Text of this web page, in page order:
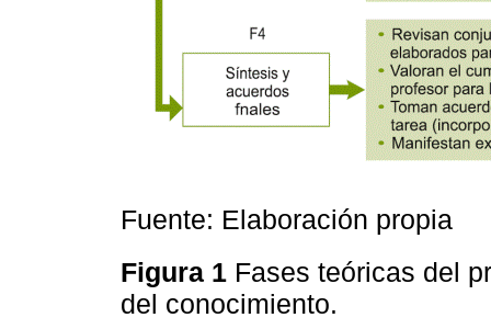
Fuente: Elaboración propia
Figura 1 Fases teóricas del
del conocimiento.